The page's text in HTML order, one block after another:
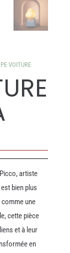
VOITURE
artiste
bien plus
comme une
cette pièce
et à leur
en